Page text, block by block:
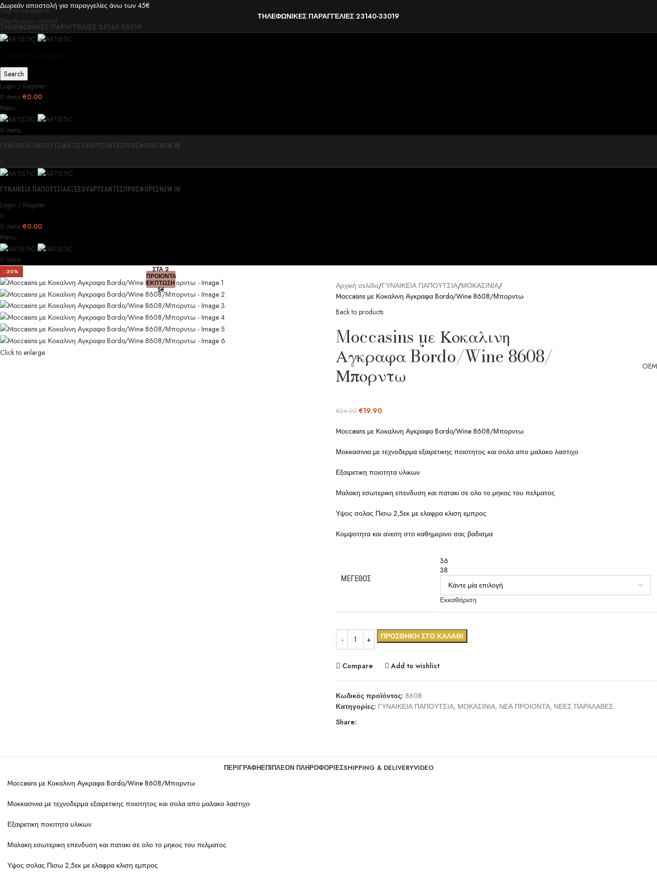
Skip to navigation
Skip to main content
Δωρεάν αποστολή για παραγγελίες άνω των 45€
ΤΗΛΕΦΩΝΙΚΕΣ ΠΑΡΑΓΓΕΛΙΕΣ 23140-33019
ΤΗΛΕΦΩΝΙΚΕΣ ΠΑΡΑΓΓΕΛΙΕΣ 23140-33019
Search
Login / Register
0 items €0.00
Menu
0 items
ΓΥΝΑΙΚΕΙΑ ΠΑΠΟΥΤΣΙΑΑΞΕΣΟΥΑΡΤΣΑΝΤΕΣ ΠΡΟΣΦΟΡΕΣ NEW IN
0
ΓΥΝΑΙΚΕΙΑ ΠΑΠΟΥΤΣΙΑΑΞΕΣΟΥΑΡΤΣΑΝΤΕΣ ΠΡΟΣΦΟΡΕΣ NEW IN
Login / Register
0
0 items €0.00
Menu
0 items
-20%
Click to enlarge
ΣΤΑ 2
ΠΡΟΙΟΝΤΑ
ΕΚΠΤΩΣΗ
5€ Αρχική σελίδα ΓΥΝΑΙΚΕΙΑ ΠΑΠΟΥΤΣΙΑ ΜΟΚΑΣΙΝΙΑ
Moccasins με Κοκαλινη Αγκραφα Bordo/Wine 8608/Μπορντω
Back to products
Moccasins με Κοκαλινη
Αγκραφα Bordo/Wine 8608/
Μπορντω OEM
€24.90 €19.90
Moccasins με Κοκαλινη Αγκραφα Bordo/Wine 8608/Μπορντω
Μοκκασινια με τεχνοδερμα εξαιρετικης ποιοτητος και σολα απο μαλακο λαστιχο
Εξαιρετικη ποιοτητα υλικων
Μαλακη εσωτερικη επενδυση και πατακι σε ολο το μηκος του πελματος
Υψος σολας Πισω 2,5εκ με ελαφρα κλιση εμπρος
Κομψοτητα και ανεση στο καθημερινο σας βαδισμα
ΜΈΓΕΘΟΣ
36
38
Εκκαθάριση
ΠΡΟΣΘΉΚΗ ΣΤΟ ΚΑΛΆΘΙ
Compare Add to wishlist
Κωδικός προϊόντος: 8608
Κατηγορίες: ΓΥΝΑΙΚΕΙΑ ΠΑΠΟΥΤΣΙΑ, ΜΟΚΑΣΙΝΙΑ, ΝΕΑ ΠΡΟΙΟΝΤΑ, ΝΕΕΣ ΠΑΡΑΛΑΒΕΣ
Share:
ΠΕΡΙΓΡΑΦΉΕΠΙΠΛΈΟΝ ΠΛΗΡΟΦΟΡΊΕΣSHIPPING & DELIVERYVIDEO
Moccasins με Κοκαλινη Αγκραφα Bordo/Wine 8608/Μπορντω
Μοκκασινια με τεχνοδερμα εξαιρετικης ποιοτητος και σολα απο μαλακο λαστιχο
Εξαιρετικη ποιοτητα υλικων
Μαλακη εσωτερικη επενδυση και πατακι σε ολο το μηκος του πελματος
Υψος σολας Πισω 2,5εκ με ελαφρα κλιση εμπρος